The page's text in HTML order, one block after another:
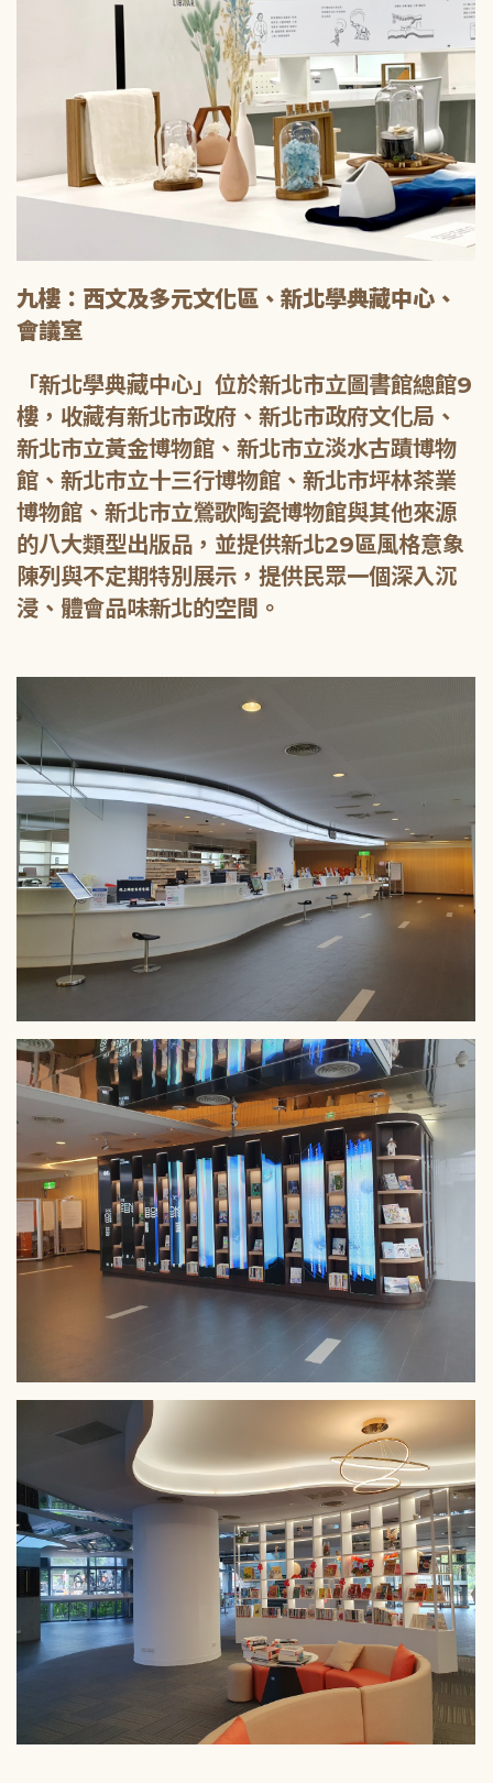
九樓：西文及多元文化區、新北學典藏中心、
會議室
「新北學典藏中心」位於新北市立圖書館總館9
樓，收藏有新北市政府、新北市政府文化局、
新北市立黃金博物館、新北市立淡水古蹟博物
館、新北市立十三行博物館、新北市坪林茶業
博物館、新北市立鶯歌陶瓷博物館與其他來源
的八大類型出版品，並提供新北29區風格意象
陳列與不定期特別展示，提供民眾一個深入沉
浸、體會品味新北的空間。